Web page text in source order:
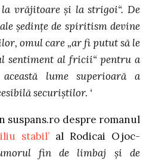
vrăjitoare şi la strigoi“. De
şedinţe de spiritism devine
omul care „ar fi putut să le
sentiment al fricii“ pentru a
lume superioară a
securiştilor. ‘
suspans.ro despre romanul
stabil’ al Rodicai Ojoc-
fin de limbaj şi de